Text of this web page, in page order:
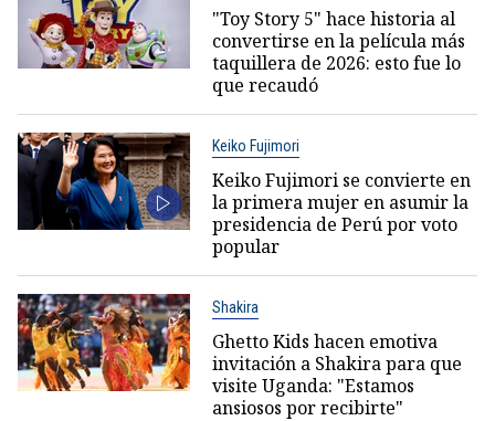
"Toy Story 5" hace historia al
convertirse en la película más
taquillera de 2026: esto fue lo
que recaudó
Keiko Fujimori
Keiko Fujimori se convierte en
la primera mujer en asumir la
presidencia de Perú por voto
popular
Shakira
Ghetto Kids hacen emotiva
invitación a Shakira para que
visite Uganda: "Estamos
ansiosos por recibirte"